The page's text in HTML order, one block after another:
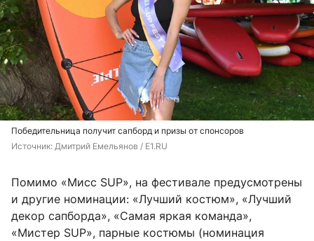
Победительница получит сапборд и призы от спонсоров
Источник: Дмитрий Емельянов / E1.RU
Помимо «Мисс SUP», на фестивале предусмотрены
и другие номинации: «Лучший костюм», «Лучший
декор сапборда», «Самая яркая команда»,
«Мистер SUP», парные костюмы (номинация